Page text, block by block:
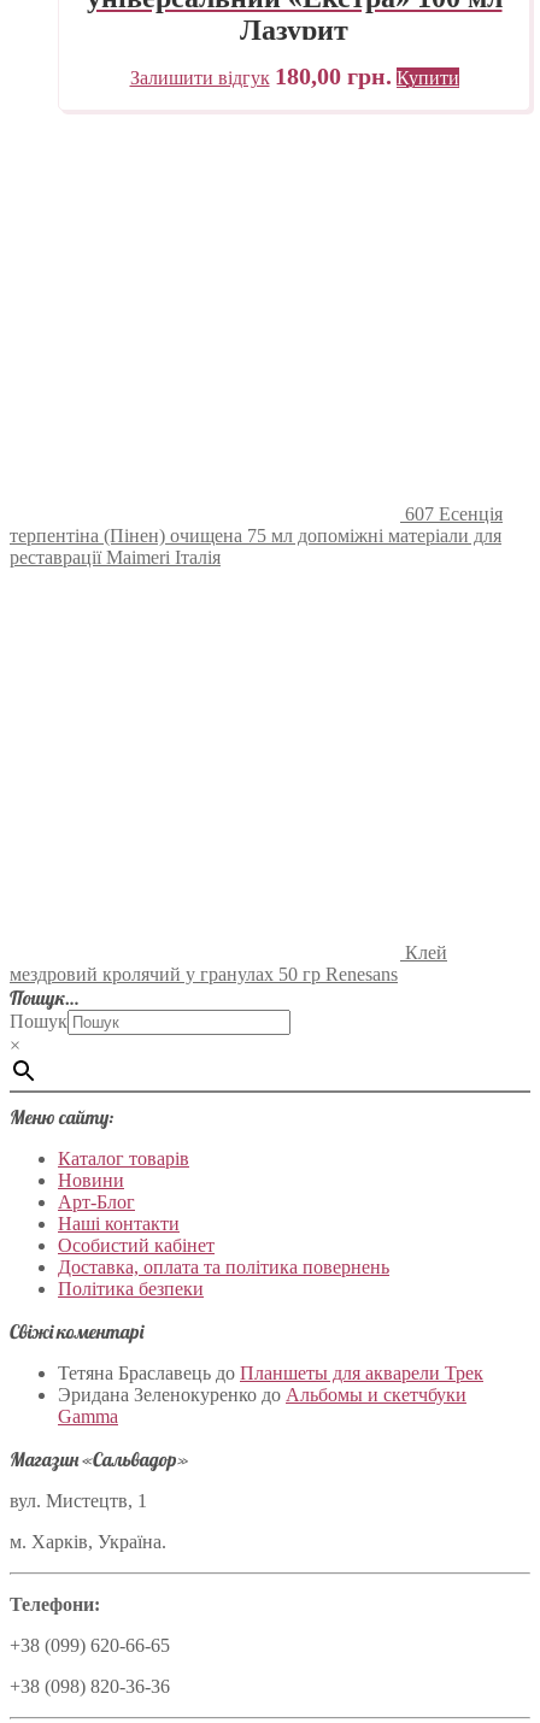
Лазурит
Залишити відгук 180,00 грн. Купити
607 Есенція
терпентіна (Пінен) очищена 75 мл допоміжні матеріали для
реставрації Maimeri Італія
Клей
мездровий кролячий у гранулах 50 гр Renesans
Пошук…
Пошук
×
Меню сайту:
Каталог товарів
Новини
Арт-Блог
Наші контакти
Особистий кабінет
Доставка, оплата та політика повернень
Політика безпеки
Свіжі коментарі
Тетяна Браславець до Планшеты для акварели Трек
Эридана Зеленокуренко до Альбомы и скетчбуки
Gamma
Магазин «Сальвадор»
вул. Мистецтв, 1
м. Харків, Україна.
Телефони:
+38 (099) 620-66-65
+38 (098) 820-36-36